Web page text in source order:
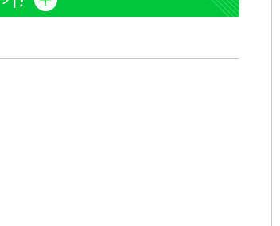
4
효린 "절친에게 남친 빼앗겨…지금이라면 가
5
축구협회, 15년 전 심판 성 접대 파문에 "현